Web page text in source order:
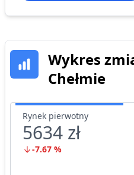
Wykres
Chełmie
Rynek pierwotny
5634 zł
-7.67 %